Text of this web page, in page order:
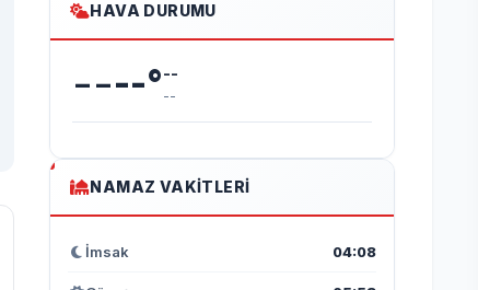
HAVA DURUMU
----°--
--
NAMAZ VAKITLERI
İmsak 04:08